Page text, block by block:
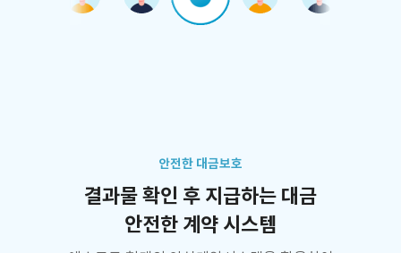
안전한 대금보호
결과물 확인 후 지급하는 대금
안전한 계약 시스템